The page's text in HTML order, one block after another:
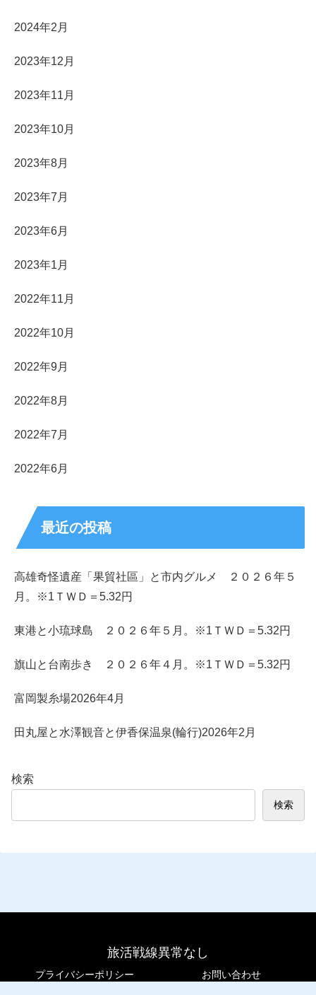
2024年2月
2023年12月
2023年11月
2023年10月
2023年8月
2023年7月
2023年6月
2023年1月
2022年11月
2022年10月
2022年9月
2022年8月
2022年7月
2022年6月
最近の投稿
高雄奇怪遺産「果貿社區」と市内グルメ ２０２６年５
月。※1ＴＷＤ＝5.32円
東港と小琉球島 ２０２６年５月。※1ＴＷＤ＝5.32円
旗山と台南歩き ２０２６年４月。※1ＴＷＤ＝5.32円
富岡製糸場2026年4月
田丸屋と水澤観音と伊香保温泉(輪行)2026年2月
検索
検索
旅活戦線異常なし
プライバシーポリシー お問い合わせ